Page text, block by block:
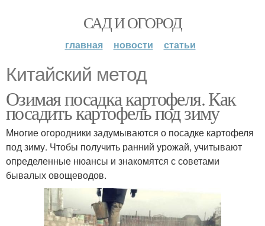
САД И ОГОРОД
главная новости статьи
Китайский метод
Озимая посадка картофеля. Как
посадить картофель под зиму
Многие огородники задумываются о посадке картофеля
под зиму. Чтобы получить ранний урожай, учитывают
определенные нюансы и знакомятся с советами
бывалых овощеводов.